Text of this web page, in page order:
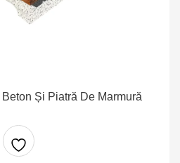
Și Piatră De Marmură